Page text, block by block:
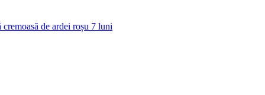
cremoasă de ardei roșu 7 luni